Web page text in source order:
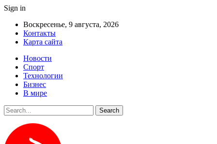
Sign in
Воскресенье, 9 августа, 2026
Контакты
Карта сайта
Новости
Спорт
Технологии
Бизнес
В мире